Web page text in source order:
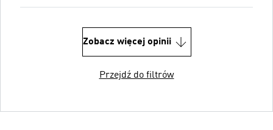
Zobacz więcej opinii
Przejdź do filtrów